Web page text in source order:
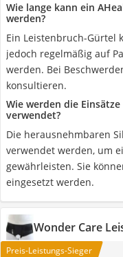
Wie lange kann ein
werden?
Ein Leistenbruch-Gürtel
jedoch regelmäßig auf
werden. Bei
konsultieren.
Wie werden die
verwendet?
Die herausnehmbaren
verwendet werden, um
gewährleisten. Sie
eingesetzt werden.
Wonder Care
Preis-Leistungs-Sieger